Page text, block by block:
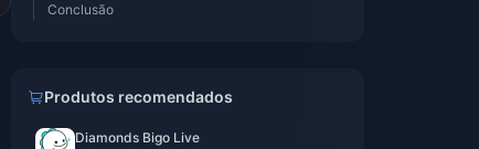
Conclusão
Produtos recomendados
Diamonds Bigo Live